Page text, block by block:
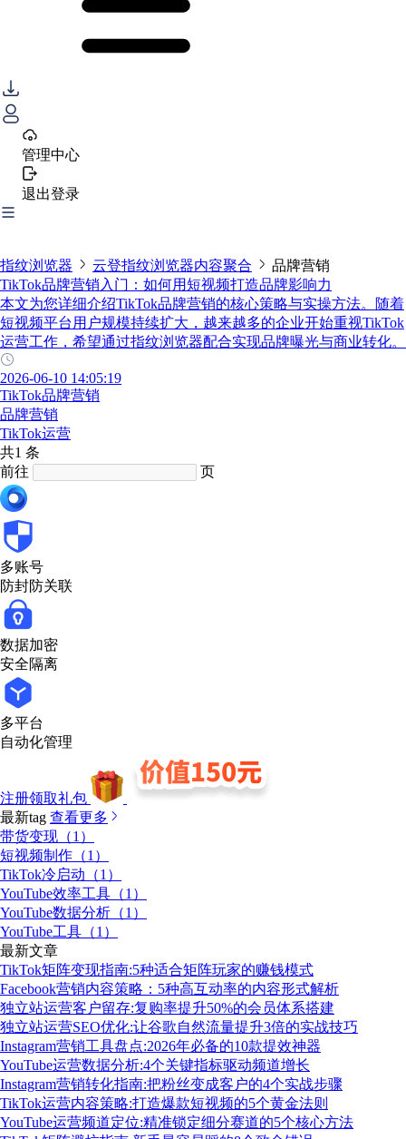
管理中心
退出登录
指纹浏览器 云登指纹浏览器内容聚合
品牌营销
TikTok品牌营销入门：如何用短视频打造品牌影响力
本文为您详细介绍TikTok品牌营销的核心策略与实操方法。随着
短视频平台用户规模持续扩大，越来越多的企业开始重视TikTok
运营工作，希望通过指纹浏览器配合实现品牌曝光与商业转化。
2026-06-10 14:05:19
TikTok品牌营销
品牌营销
TikTok运营
共1 条
前往
页
多账号
防封防关联
数据加密
安全隔离
多平台
自动化管理
注册领取礼包
最新tag 查看更多
带货变现（1）
短视频制作（1）
TikTok冷启动（1）
YouTube效率工具（1）
YouTube数据分析（1）
YouTube工具（1）
最新文章
TikTok矩阵变现指南:5种适合矩阵玩家的赚钱模式
Facebook营销内容策略：5种高互动率的内容形式解析
独立站运营客户留存:复购率提升50%的会员体系搭建
独立站运营SEO优化:让谷歌自然流量提升3倍的实战技巧
Instagram营销工具盘点:2026年必备的10款提效神器
YouTube运营数据分析:4个关键指标驱动频道增长
Instagram营销转化指南:把粉丝变成客户的4个实战步骤
TikTok运营内容策略:打造爆款短视频的5个黄金法则
YouTube运营频道定位:精准锁定细分赛道的5个核心方法